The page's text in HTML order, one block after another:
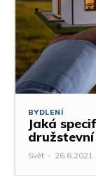
BYDLENÍ
Jaká
Svět - 26.6.2021